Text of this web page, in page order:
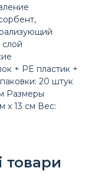
+ PE пластик +
20 штук
Размеры
x 13 см Вес:
товари